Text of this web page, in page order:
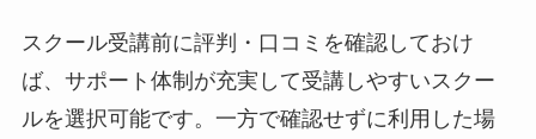
スクール受講前に評判・口コミを確認しておけ
ば、サポート体制が充実して受講しやすいスクー
ルを選択可能です。一方で確認せずに利用した場